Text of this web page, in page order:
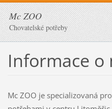
Mc ZOO
Chovatelské potřeby
Informace o
Mc ZOO je specializovaná